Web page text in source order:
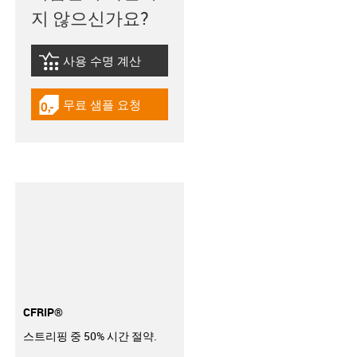
지 않으신가요?
igus-icon-lebensdauerrechner
사용 수명 계산
igus-icon-gratismuster
무료 샘플 요청
CFRIP®
스트리핑 중 50% 시간 절약.